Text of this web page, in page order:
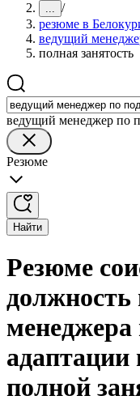
... /
резюме в
ведущий
полная занятость
ведущий менеджер по
Резюме
Найти
Резюме
должность
менеджера
адаптации
полной